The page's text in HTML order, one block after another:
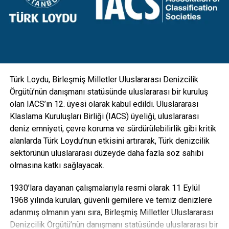
donatıldı. Aydınlatmanın yanı sıra kamera, GSM, hoparlör
gibi ekipmanlarla da entegre edilebilecek esneklikte
Türk Loydu, Birleşmiş Milletler Uluslararası Denizcilik
Örgütü’nün danışmanı statüsünde uluslararası bir kuruluş
olan IACS’ın 12. üyesi olarak kabul edildi. Uluslararası
Klaslama Kuruluşları Birliği (IACS) üyeliği, uluslararası
deniz emniyeti, çevre koruma ve sürdürülebilirlik gibi kritik
alanlarda Türk Loydu’nun etkisini artırarak, Türk denizcilik
sektörünün uluslararası düzeyde daha fazla söz sahibi
olmasına katkı sağlayacak.
1930’lara dayanan çalışmalarıyla resmi olarak 11 Eylül
1968 yılında kurulan, güvenli gemilere ve temiz denizlere
adanmış olmanın yanı sıra, Birleşmiş Milletler Uluslararası
Denizcilik Örgütü’nün danışmanı statüsünde uluslararası bir